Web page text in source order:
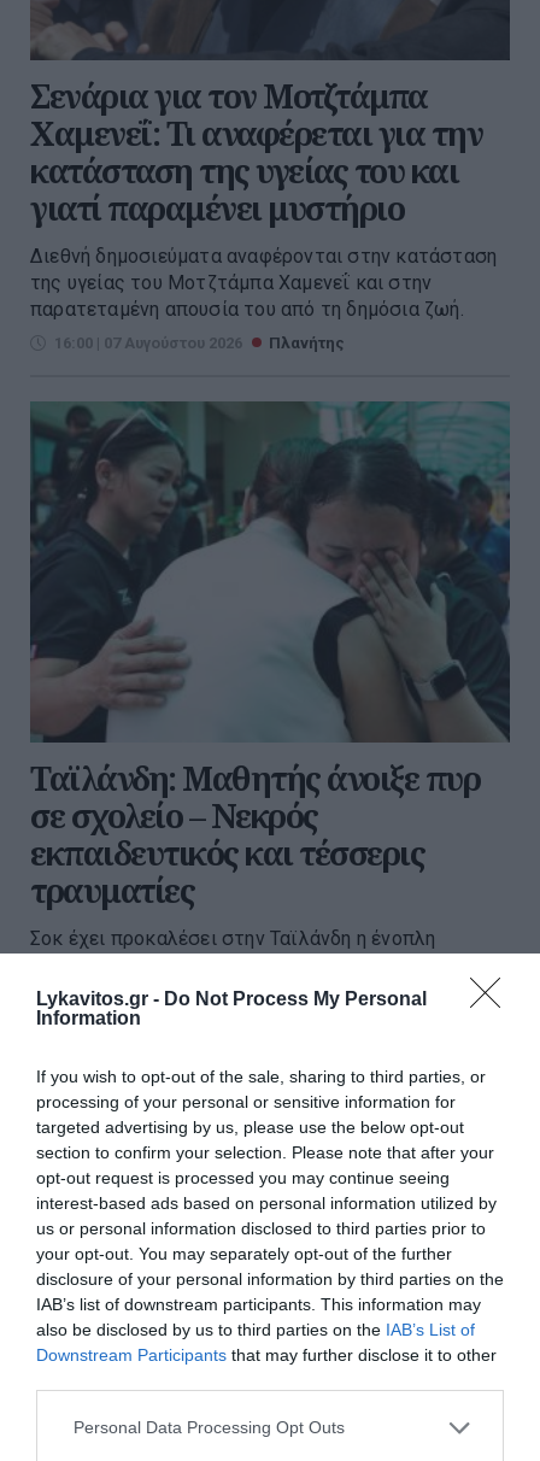
Lykavitos.gr - Do Not Process My Personal
Information
If you wish to opt-out of the sale, sharing to third parties, or
processing of your personal or sensitive information for
targeted advertising by us, please use the below opt-out
section to confirm your selection. Please note that after your
opt-out request is processed you may continue seeing
interest-based ads based on personal information utilized by
us or personal information disclosed to third parties prior to
your opt-out. You may separately opt-out of the further
disclosure of your personal information by third parties on the
IAB’s list of downstream participants. This information may
also be disclosed by us to third parties on the IAB’s List of
Downstream Participants that may further disclose it to other
Please note that this website/app uses one or more Google
Personal Data Processing Opt Outs
Σενάρια για τον Μοτζτάμπα
Χαμενεΐ: Τι αναφέρεται για την
κατάσταση της υγείας του και
γιατί παραμένει μυστήριο
Διεθνή δημοσιεύματα αναφέρονται στην κατάσταση
της υγείας του Μοτζτάμπα Χαμενεΐ και στην
παρατεταμένη απουσία του από τη δημόσια ζωή.
16:00 | 07 Αυγούστου 2026 Πλανήτης
Ταϊλάνδη: Μαθητής άνοιξε πυρ
σε σχολείο – Νεκρός
εκπαιδευτικός και τέσσερις
τραυματίες
Σοκ έχει προκαλέσει στην Ταϊλάνδη η ένοπλη
βόρεια της Μπανγκόκ, όπου μαθητής άνοιξε πυρ
μέσα στις εγκαταστάσεις του σχολείου, με
08:36 | 07 Αυγούστου 2026 Πλανήτης